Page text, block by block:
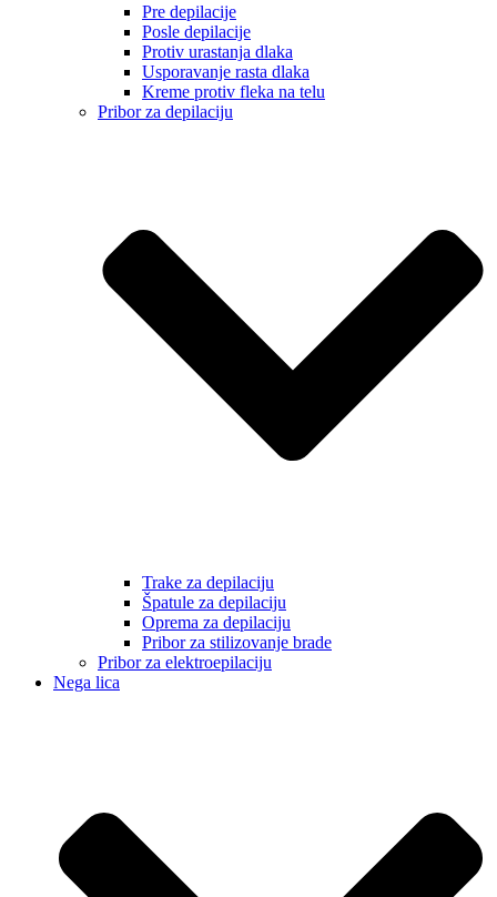
Pre depilacije
Posle depilacije
Protiv urastanja dlaka
Usporavanje rasta dlaka
Kreme protiv fleka na telu
Pribor za depilaciju
Trake za depilaciju
Špatule za depilaciju
Oprema za depilaciju
Pribor za stilizovanje brade
Pribor za elektroepilaciju
Nega lica